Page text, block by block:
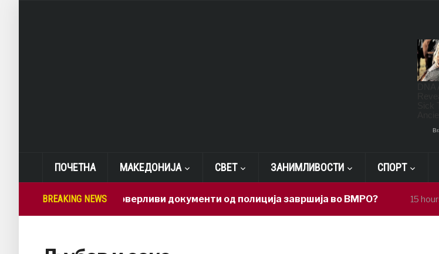
ПОЧЕТНА МАКЕДОНИЈА СВЕТ ЗАНИМЛИВОСТИ СПОРТ
BREAKING NEWS
Како доверливи документи од полиција завршија во ВМРО? 15 hours ago